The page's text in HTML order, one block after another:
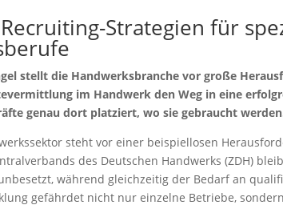
Strategien für
stellt die Handwerksbranche vor große
im Handwerk den Weg in eine
genau dort platziert, wo sie gebraucht
steht vor einer beispiellosen
des Deutschen Handwerks (ZDH)
während gleichzeitig der Bedarf an
gefährdet nicht nur einzelne Betriebe,